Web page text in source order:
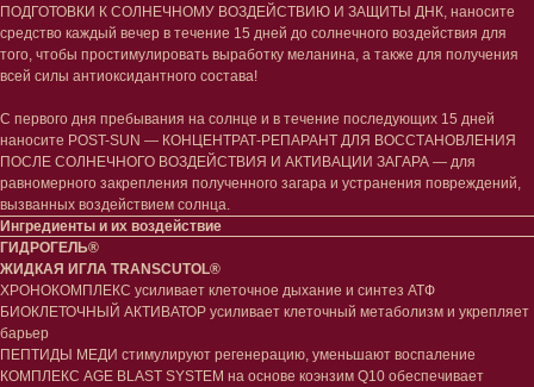
ПОДГОТОВКИ К СОЛНЕЧНОМУ ВОЗДЕЙСТВИЮ И ЗАЩИТЫ ДНК, наносите
средство каждый вечер в течение 15 дней до солнечного воздействия для
того, чтобы простимулировать выработку меланина, а также для получения
всей силы антиоксидантного состава!
С первого дня пребывания на солнце и в течение последующих 15 дней
наносите POST-SUN — КОНЦЕНТРАТ-РЕПАРАНТ ДЛЯ ВОССТАНОВЛЕНИЯ
ПОСЛЕ СОЛНЕЧНОГО ВОЗДЕЙСТВИЯ И АКТИВАЦИИ ЗАГАРА — для
равномерного закрепления полученного загара и устранения повреждений,
вызванных воздействием солнца.
Ингредиенты и их воздействие
ГИДРОГЕЛЬ®
ЖИДКАЯ ИГЛА TRANSCUTOL®️
ХРОНОКОМПЛЕКС усиливает клеточное дыхание и синтез АТФ
БИОКЛЕТОЧНЫЙ АКТИВАТОР усиливает клеточный метаболизм и укрепляет
барьер
ПЕПТИДЫ МЕДИ стимулируют регенерацию, уменьшают воспаление
КОМПЛЕКС AGE BLAST SYSTEM на основе коэнзим Q10 обеспечивает
Тело
Проблемы
Лосьоны
Очищение
Лицо
Проблемы
Очищение
Увлажнение/питание
Сыворотки/ эссенции